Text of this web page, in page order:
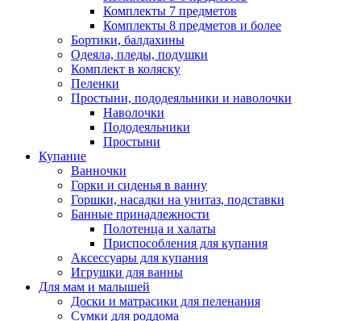
Комплекты 7 предметов
Комплекты 8 предметов и более
Бортики, балдахины
Одеяла, пледы, подушки
Комплект в коляску
Пеленки
Простыни, пододеяльники и наволочки
Наволочки
Пододеяльники
Простыни
Купание
Ванночки
Горки и сиденья в ванну
Горшки, насадки на унитаз, подставки
Банные принадлежности
Полотенца и халаты
Приспособления для купания
Аксессуары для купания
Игрушки для ванны
Для мам и малышей
Доски и матрасики для пеленания
Сумки для роддома